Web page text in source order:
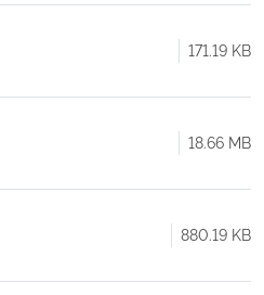
171.19 KB
18.66 MB
880.19 KB